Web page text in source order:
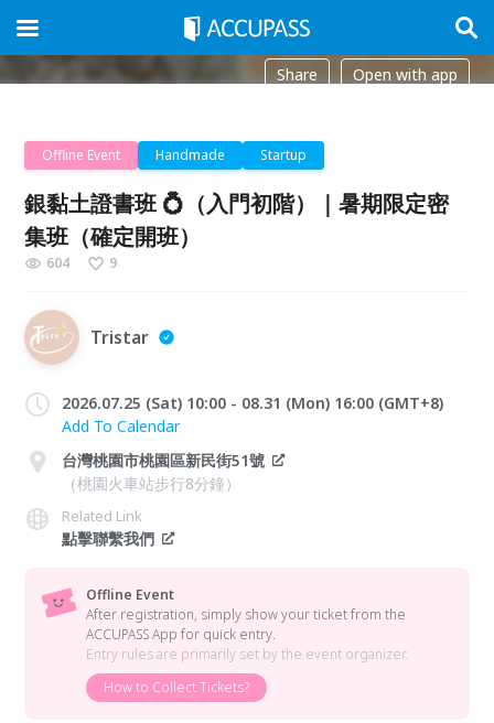
Share Open with app
Offline Event Handmade Startup
銀黏土證書班 💍（入門初階）｜暑期限定密
集班（確定開班）
604 9
Tristar
2026.07.25 (Sat) 10:00 - 08.31 (Mon) 16:00 (GMT+8)
Add To Calendar
台灣桃園市桃園區新民街51號
（桃園火車站步行8分鐘）
Related Link
點擊聯繫我們
Offline Event
After registration, simply show your ticket from the
ACCUPASS App for quick entry.
Entry rules are primarily set by the event organizer.
How to Collect Tickets?